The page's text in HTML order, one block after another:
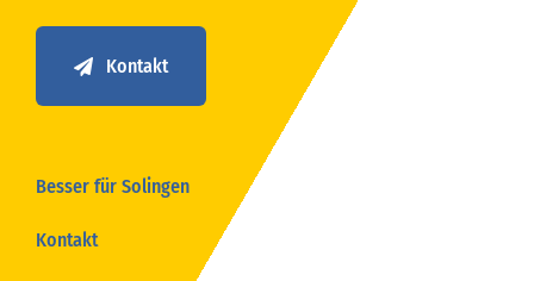
Kontakt
Besser für Solingen
Kontakt